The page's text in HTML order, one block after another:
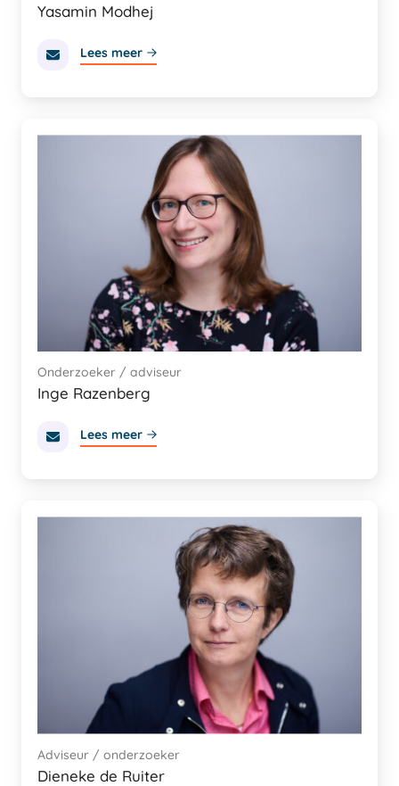
Yasamin Modhej
Lees meer
Inge Razenberg
Onderzoeker / adviseur
Lees meer
Dieneke de Ruiter
Adviseur / onderzoeker